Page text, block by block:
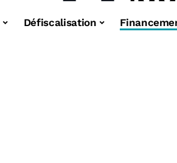
Défiscalisation